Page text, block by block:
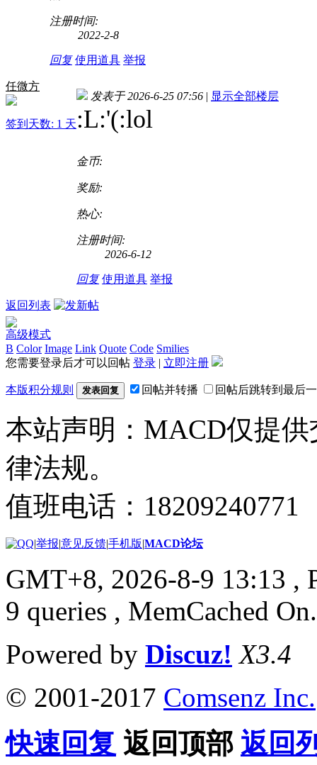
注册时间:
2022-2-8
回复 使用道具 举报
任微方
签到天数: 1 天
发表于 2026-6-25 07:56 | 显示全部楼层
:L:'(:lol
金币:
奖励:
热心:
注册时间:
2026-6-12
回复 使用道具 举报
返回列表
高级模式
B Color Image Link Quote Code Smilies
您需要登录后才可以回帖 登录 | 立即注册
本版积分规则 发表回复 回帖并转播 回帖后跳转到最后
本站声明：MACD仅提
律法规。
值班电话：
|举报|意见反馈|手机版|MACD论坛
GMT+8, 2026-8-9 13:13 ,
9 queries , MemCached On.
Powered by Discuz! X3.4
© 2001-2017 Comsenz Inc.
快速回复 返回顶部 返回